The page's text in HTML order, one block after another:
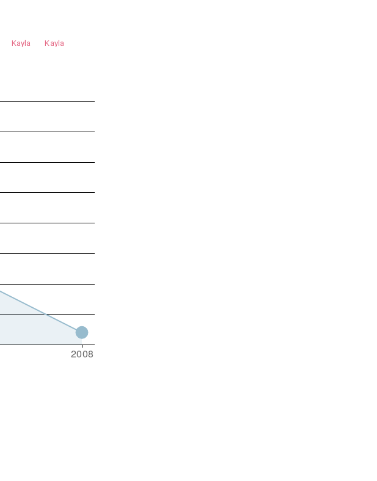
Kayla
Kayla